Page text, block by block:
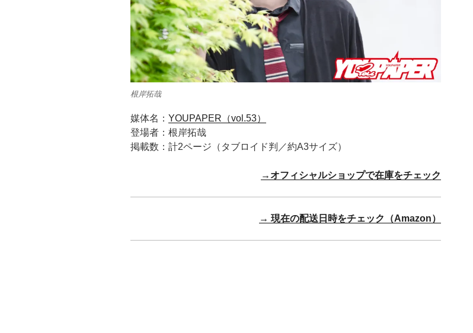
根岸拓哉
媒体名： YOUPAPER（vol.53）
登場者：根岸拓哉
掲載数：計2ページ（タブロイド判／約A3サイズ）
→オフィシャルショップで在庫をチェック
→ 現在の配送日時をチェック（Amazon）